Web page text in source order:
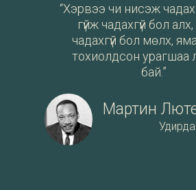
“Хэрвээ чи нисэж
гүйж чадахгүй бол
чадахгүй бол мөлх,
тохиолдсон урагшаа
бай.”
Мартин